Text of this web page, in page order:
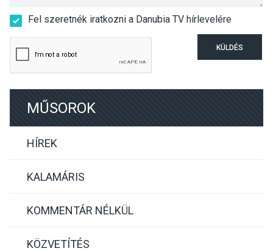
Fel szeretnék iratkozni a Danubia TV hírlevelére
KÜLDÉS
MŰSOROK
HÍREK
KALAMÁRIS
KOMMENTÁR NÉLKÜL
KÖZVETÍTÉS